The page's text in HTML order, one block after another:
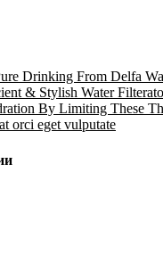
Drinking From Delfa
& Stylish Water
By Limiting These
orci eget vulputate